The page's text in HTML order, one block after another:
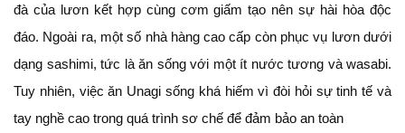
đà của lươn kết hợp cùng cơm giấm tạo nên sự hài hòa độc
đáo. Ngoài ra, một số nhà hàng cao cấp còn phục vụ lươn dưới
dạng sashimi, tức là ăn sống với một ít nước tương và wasabi.
Tuy nhiên, việc ăn Unagi sống khá hiếm vì đòi hỏi sự tinh tế và
tay nghề cao trong quá trình sơ chế để đảm bảo an toàn